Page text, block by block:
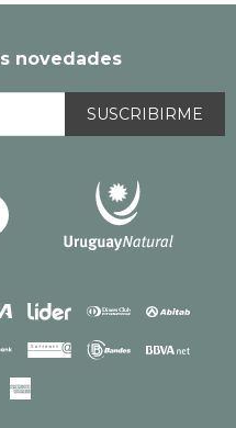
novedades
SUSCRIBIRME